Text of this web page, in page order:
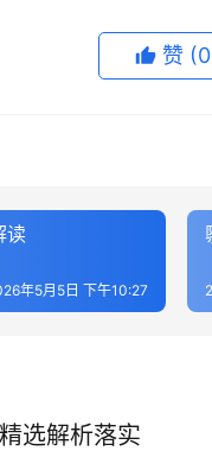
赞
读
年5月5日 下午10:27
选解析落实